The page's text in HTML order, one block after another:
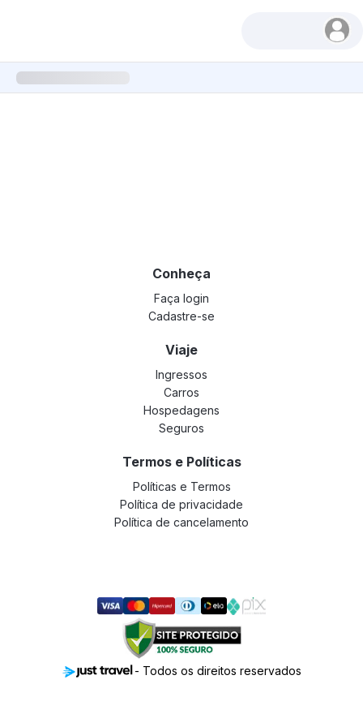
Conheça
Faça login
Cadastre-se
Viaje
Ingressos
Carros
Hospedagens
Seguros
Termos e Políticas
Políticas e Termos
Política de privacidade
Política de cancelamento
- Todos os direitos reservados